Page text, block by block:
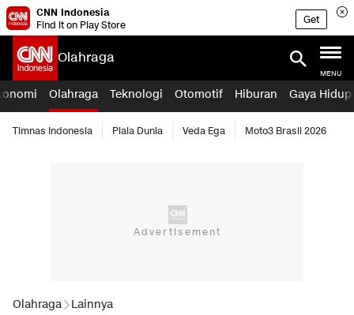
CNN Indonesia
Find it on Play Store
Get
Olahraga
MENU
Olahraga Teknologi Otomotif Hiburan Gaya Hidup
Timnas Indonesia Piala Dunia Veda Ega Moto3 Brasil 2026
Olahraga Lainnya